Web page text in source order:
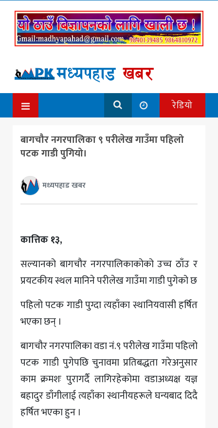
रेडियो
बागचौर नगरपालिका ९ परीलेख गाउँमा पहिलो
पटक गाडी पुगियो।
मध्यपहाड खबर
कात्तिक १३,
सल्यानको बागचौर नगरपालिकाकोको उच्च ठाँउ र
प्रयटकीय स्थल मानिने परीलेख गाउँमा गाडी पुगेको छ
पहिलो पटक गाडी पुग्दा त्यहाँका स्थानियवासी हर्षित
भएका छन् ।
बागचौर नगरपालिका वडा नं.९ परीलेख गाउँमा पहिलो
पटक गाडी पुगेपछि चुनावमा प्रतिबद्धता गरेअनुसार
काम क्रमशः पुरागर्दै लागिरहेकोमा वडाअध्यक्ष यज्ञ
बहादुर डाँगीलाई त्यहाँका स्थानीयहरूले घन्यबाद दिदै
हर्षित भएका हुन ।